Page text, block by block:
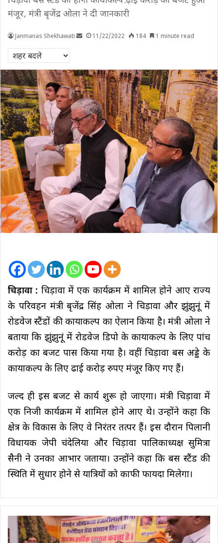
मंजूर, मंत्री बृजेंद्र ओला ने दी जानकारी
Janmanas Shekhawati 11/22/2022 184 1 minute read
चिड़ावा : चिड़ावा में एक कार्यक्रम में शामिल होने आए राज्य
के परिवहन मंत्री बृजेंद्र सिंह ओला ने चिड़ावा और झुंझुनूं में
रोडवेज स्टैंडों की कायाकल्प का ऐलान किया है। मंत्री ओला ने
बताया कि झुंझुनूं में रोडवेज डिपो के कायाकल्प के लिए पांच
करोड़ का बजट पास किया गया है। वहीं चिड़ावा बस अड्डे के
कायाकल्प के लिए ढाई करोड़ रुपए मंजूर किए गए हैं।
जल्द ही इस बजट से कार्य शुरू हो जाएगा। मंत्री चिड़ावा में
एक निजी कार्यक्रम में शामिल होने आए थे। उन्होंने कहा कि
क्षेत्र के विकास के लिए वे निरंतर तत्पर हैं। इस दौरान पिलानी
विधायक जेपी चंदेलिया और चिड़ावा पालिकाध्यक्ष सुमित्रा
सैनी ने उनका आभार जताया। उन्होंने कहा कि बस स्टैंड की
स्थिति में सुधार होने से यात्रियों को काफी फायदा मिलेगा।